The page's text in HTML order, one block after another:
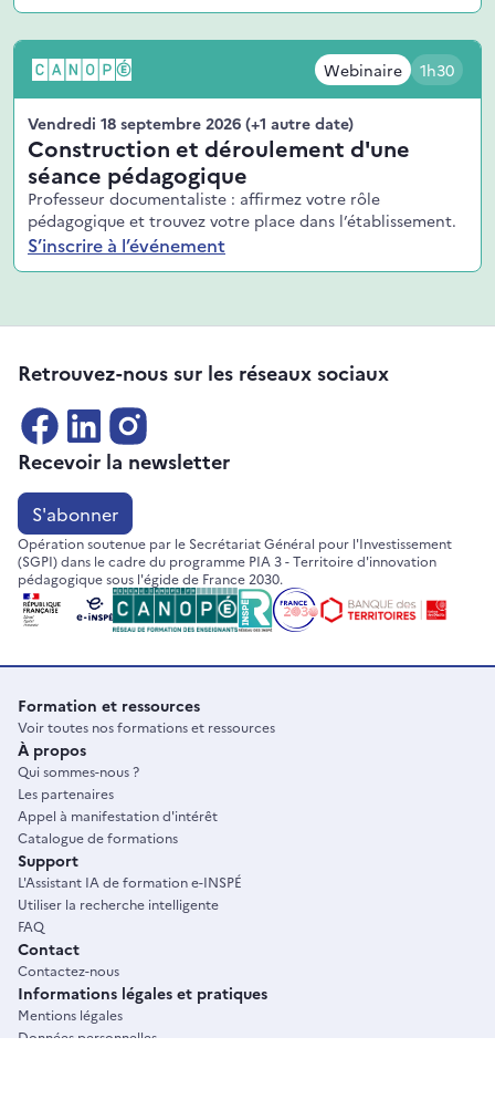
Webinaire 1h30
Vendredi 18 septembre 2026 (+1 autre date)
Construction et déroulement d'une
séance pédagogique
Professeur documentaliste : affirmez votre rôle
pédagogique et trouvez votre place dans l’établissement.
S’inscrire à l’événement
Opération soutenue par le Secrétariat Général pour l'Investissement
(SGPI) dans le cadre du programme PIA 3 - Territoire d'innovation
pédagogique sous l'égide de France 2030.
Retrouvez-nous sur les réseaux sociaux
Recevoir la newsletter
S'abonner
Formation et ressources
Voir toutes nos formations et ressources
À propos
Qui sommes-nous ?
Les partenaires
Appel à manifestation d'intérêt
Catalogue de formations
Support
L'Assistant IA de formation e-INSPÉ
Utiliser la recherche intelligente
FAQ
Contact
Contactez-nous
Informations légales et pratiques
Mentions légales
Données personnelles